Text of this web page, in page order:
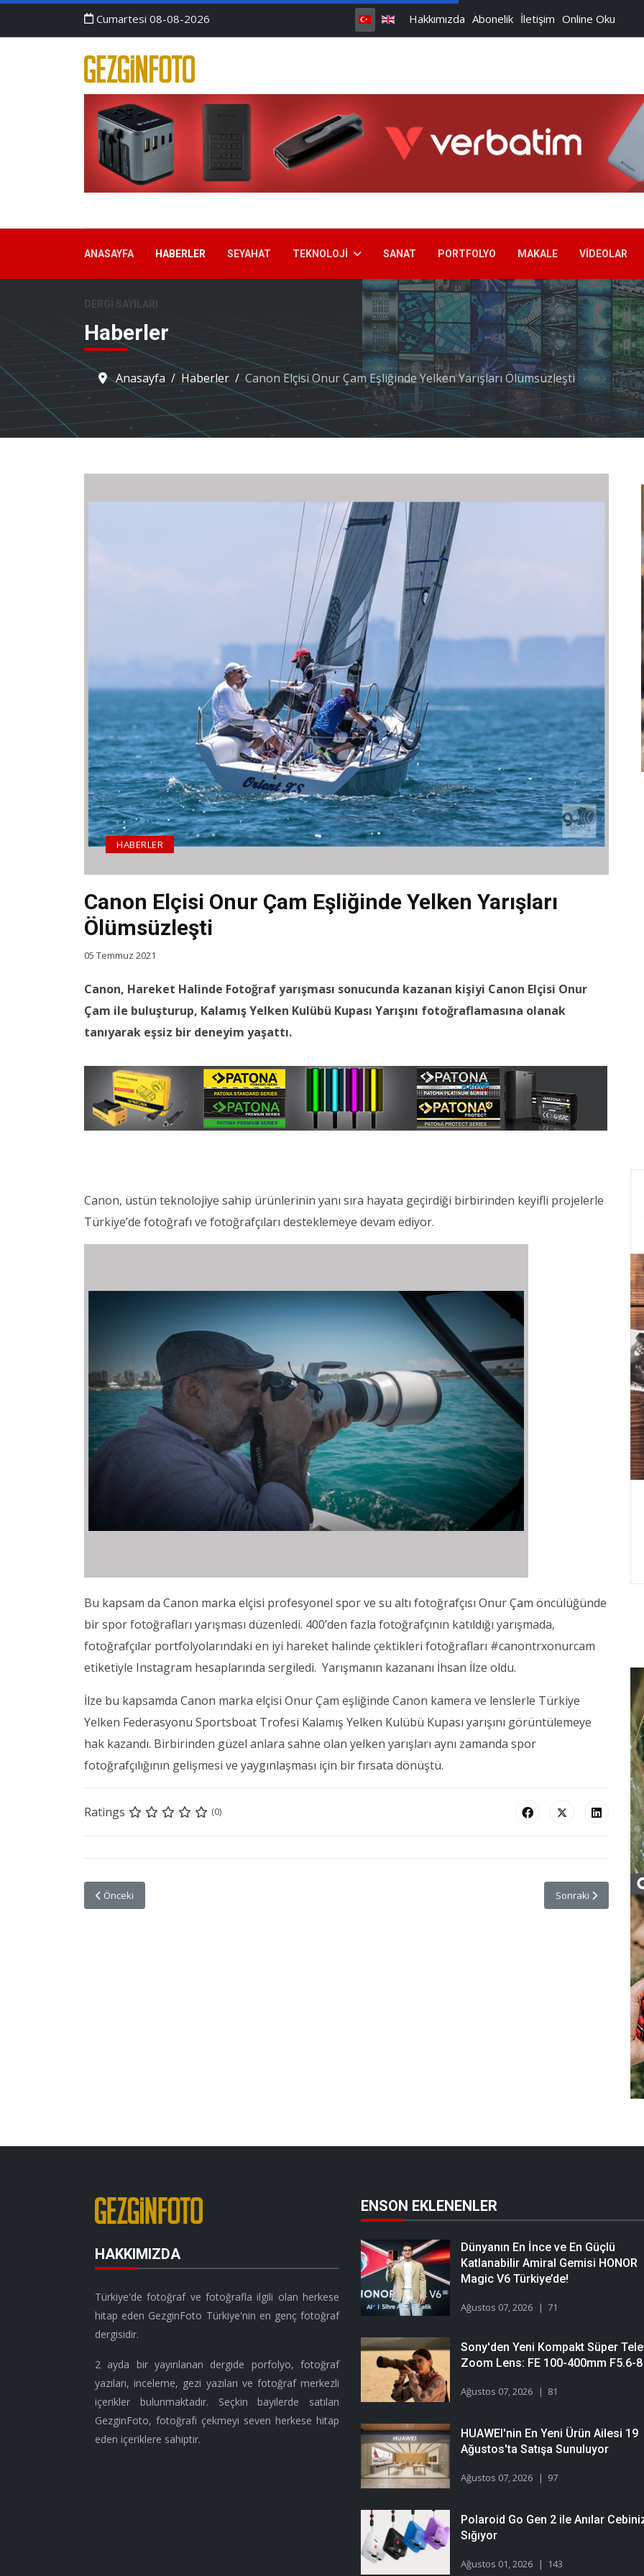
Cumartesi 08-08-2026 Hakkımızda Abonelik İletişim Online Oku
ANASAYFA HABERLER SEYAHAT TEKNOLOJI SANAT PORTFOLYO MAKALE VIDEOLAR
DERGI SAYILARI
Haberler
Anasayfa Haberler Canon Elçisi Onur Çam Eşliğinde Yelken Yarışları Ölümsüzleşti
Canon Elçisi Onur Çam Eşliğinde Yelken Yarışları
Ölümsüzleşti
HABERLER
05 Temmuz 2021
Canon, Hareket Halinde Fotoğraf yarışması sonucunda kazanan kişiyi Canon Elçisi Onur
Çam ile buluşturup, Kalamış Yelken Kulübü Kupası Yarışını fotoğraflamasına olanak
tanıyarak eşsiz bir deneyim yaşattı.
Canon, üstün teknolojiye sahip ürünlerinin yanı sıra hayata geçirdiği birbirinden keyifli projelerle
Türkiye’de fotoğrafı ve fotoğrafçıları desteklemeye devam ediyor.
Bu kapsam da Canon marka elçisi profesyonel spor ve su altı fotoğrafçısı Onur Çam öncülüğünde
bir spor fotoğrafları yarışması düzenledi. 400’den fazla fotoğrafçının katıldığı yarışmada,
fotoğrafçılar portfolyolarındaki en iyi hareket halinde çektikleri fotoğrafları #canontrxonurcam
etiketiyle Instagram hesaplarında sergiledi. Yarışmanın kazananı İhsan İlze oldu.
İlze bu kapsamda Canon marka elçisi Onur Çam eşliğinde Canon kamera ve lenslerle Türkiye
Yelken Federasyonu Sportsboat Trofesi Kalamış Yelken Kulübü Kupası yarışını görüntülemeye
hak kazandı. Birbirinden güzel anlara sahne olan yelken yarışları aynı zamanda spor
fotoğrafçılığının gelişmesi ve yaygınlaşması için bir fırsata dönüştü.
Ratings (0)
Önceki makale: Türkiye Foto Muhabirleri Derneği Yönetimi Güven Tazeledi
Önceki Sonraki makale:
Sonraki
HAKKIMIZDA
Türkiye'de fotoğraf ve fotoğrafla ilgili olan herkese
hitap eden GezginFoto Türkiye'nin en genç fotoğraf
dergisidir.
2 ayda bir yayınlanan dergide porfolyo, fotoğraf
yazıları, inceleme, gezi yazıları ve fotoğraf merkezli
içerikler bulunmaktadır. Seçkin bayilerde satılan
GezginFoto, fotoğrafı çekmeyi seven herkese hitap
eden içeriklere sahiptir.
ENSON EKLENENLER
Dünyanın En İnce ve En Güçlü
Katlanabilir Amiral Gemisi HONOR
Magic V6 Türkiye’de!
Ağustos 07, 2026 71
Sony'den Yeni Kompakt Süper
Zoom Lens: FE 100-400mm F5.6-8
Ağustos 07, 2026 81
HUAWEI'nin En Yeni Ürün Ailesi 19
Ağustos'ta Satışa Sunuluyor
Ağustos 07, 2026 97
Polaroid Go Gen 2 ile Anılar
Sığıyor
Ağustos 01, 2026 143